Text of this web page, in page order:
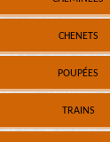
CHENETS
POUPÉES
TRAINS